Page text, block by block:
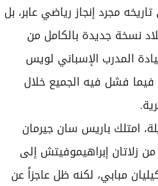
مجرد إنجاز رياضي عابر، بل
نسخة جديدة بالكامل من
المدرب الإسباني لويس
فيما فشل فيه الجميع خلال
امتلك باريس سان جيرمان
زلاتان إبراهيموفيتش إلى
مبابي، لكنه ظل عاجزاً عن